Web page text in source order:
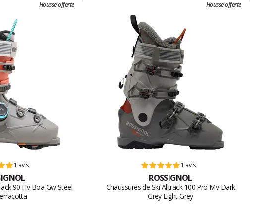
Housse offerte
1 avis
90 Hv Boa Gw Steel
Housse offerte
1 avis
ROSSIGNOL
Chaussures de Ski Alltrack 100 Pro Mv Dark
Grey Light Grey